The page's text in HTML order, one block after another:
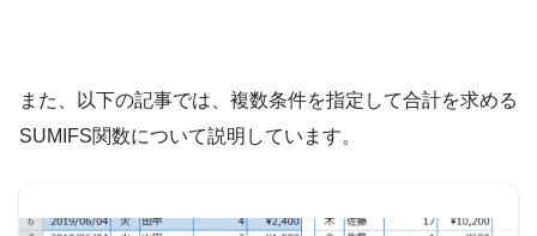
また、以下の記事では、複数条件を指定して合計を求める
SUMIFS関数について説明しています。